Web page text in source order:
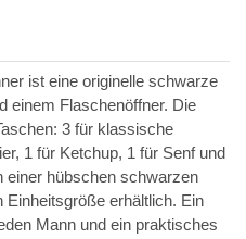
ist eine originelle schwarze
einem Flaschenöffner. Die
3 für klassische
1 für Ketchup, 1 für Senf und
einer hübschen schwarzen
erhältlich. Ein
Mann und ein praktisches